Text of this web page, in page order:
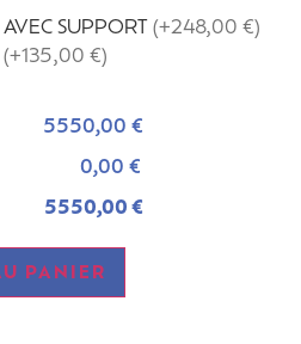
AVEC SUPPORT(+248,00 €)
(+135,00 €)
5550,00 €
0,00 €
5550,00 €
PANIER